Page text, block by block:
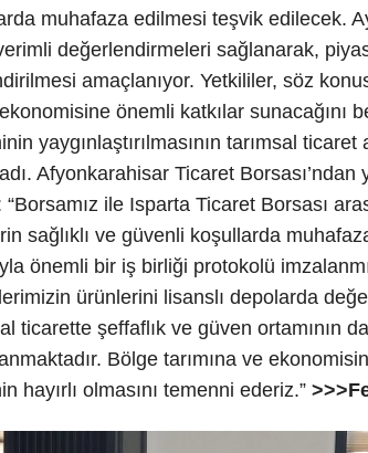
muhafaza edilmesi teşvik edilecek.
değerlendirmeleri sağlanarak,
amaçlanıyor. Yetkililer, söz
önemli katkılar sunacağını
yaygınlaştırılmasının tarımsal ticaret
Afyonkarahisar Ticaret
“Borsamız ile Isparta Ticaret Borsası
sağlıklı ve güvenli koşullarda
önemli bir iş birliği protokolü
ürünlerini lisanslı depolarda
ticarette şeffaflık ve güven ortamının
Bölge tarımına ve
hayırlı olmasını temenni ederiz.”